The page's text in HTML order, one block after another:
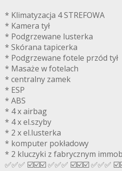
* Klimatyzacja 4 STREFOWA
* Kamera tył
* Podgrzewane lusterka
* Skórana tapicerka
* Podgrzewane fotele przód tył
* Masaże w fotelach
* centralny zamek
* ESP
* ABS
* 4 x airbag
* 4 x el.szyby
* 2 x el.lusterka
* komputer pokładowy
* 2 kluczyki z fabrycznym
✅✅✅ ☑️☑️☑️ ✅✅✅ ☑️☑️☑️ ✅✅✅